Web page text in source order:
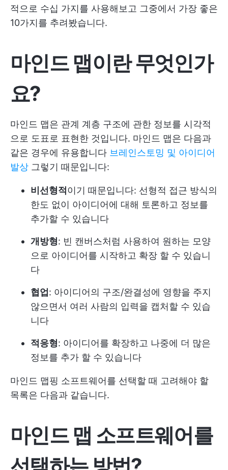
적으로 수십 가지를 사용해보고 그중에서 가장 좋은
10가지를 추려봤습니다.
마인드 맵이란 무엇인가
요?
마인드 맵은 관계 계층 구조에 관한 정보를 시각적
으로 도표로 표현한 것입니다. 마인드 맵은 다음과
같은 경우에 유용합니다 브레인스토밍 및 아이디어
발상 그렇기 때문입니다:
비선형적 이기 때문입니다: 선형적 접근 방식의
한도 없이 아이디어에 대해 토론하고 정보를
추가할 수 있습니다
개방형: 빈 캔버스처럼 사용하여 원하는 모양
으로 아이디어를 시작하고 확장 할 수 있습니
다
협업 : 아이디어의 구조/완결성에 영향을 주지
않으면서 여러 사람의 입력을 캡처할 수 있습
니다
적응형: 아이디어를 확장하고 나중에 더 많은
정보를 추가 할 수 있습니다
마인드 맵핑 소프트웨어를 선택할 때 고려해야 할
목록은 다음과 같습니다.
마인드 맵 소프트웨어를